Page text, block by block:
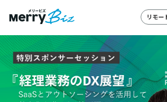
リモー